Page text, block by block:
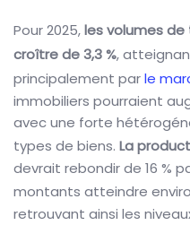
Pour 2025,les volumes
croître de 3,3 %,
principalement parle
immobiliers pourraient
avec une forte
types de biens. La
devrait rebondir de 16 %
montants atteindre
retrouvant ainsi les